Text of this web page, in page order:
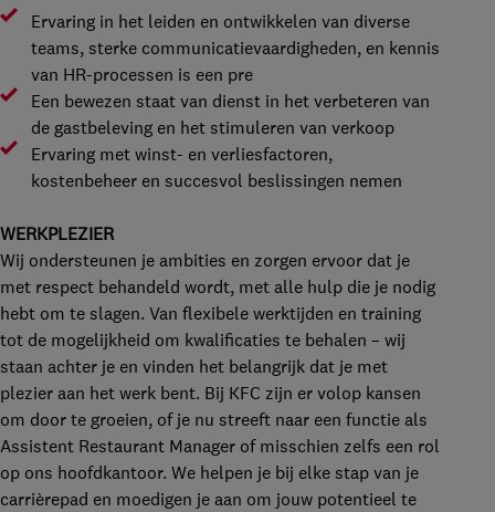
Ervaring in het leiden en ontwikkelen van diverse
teams, sterke communicatievaardigheden, en kennis
van HR-processen is een pre
Een bewezen staat van dienst in het verbeteren van
de gastbeleving en het stimuleren van verkoop
Ervaring met winst- en verliesfactoren,
kostenbeheer en succesvol beslissingen nemen
WERKPLEZIER
Wij ondersteunen je ambities en zorgen ervoor dat je
met respect behandeld wordt, met alle hulp die je nodig
hebt om te slagen. Van flexibele werktijden en training
tot de mogelijkheid om kwalificaties te behalen – wij
staan achter je en vinden het belangrijk dat je met
plezier aan het werk bent. Bij KFC zijn er volop kansen
om door te groeien, of je nu streeft naar een functie als
Assistent Restaurant Manager of misschien zelfs een rol
op ons hoofdkantoor. We helpen je bij elke stap van je
carrièrepad en moedigen je aan om jouw potentieel te